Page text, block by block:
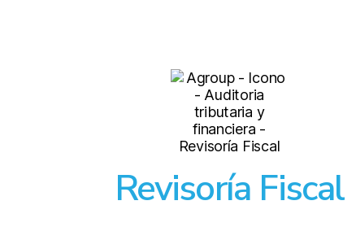
Revisoría Fiscal